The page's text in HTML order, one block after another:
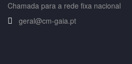
Chamada para a rede fixa nacional
geral@cm-gaia.pt